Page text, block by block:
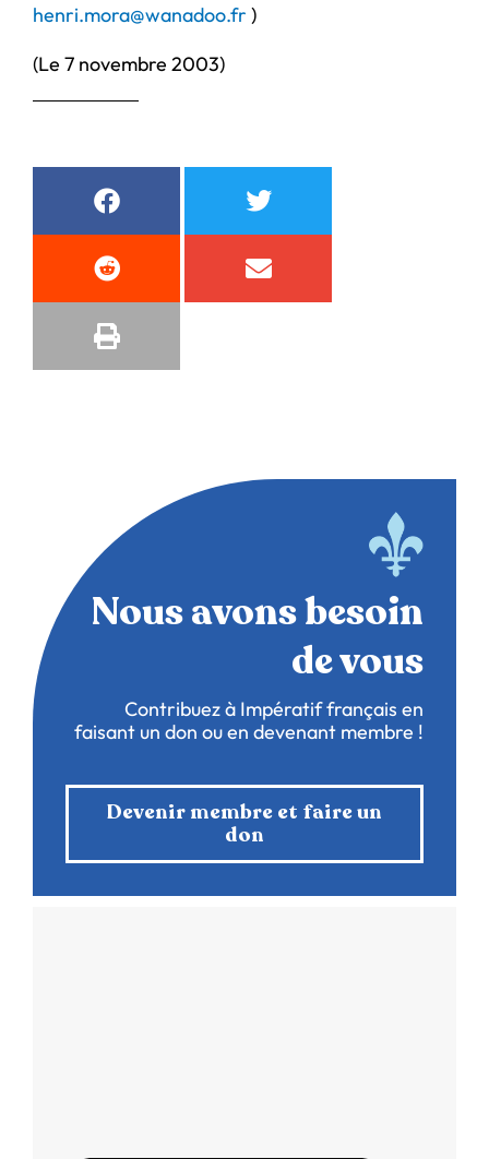
henri.mora@wanadoo.fr )
(Le 7 novembre 2003)
Nous avons besoin
de vous
Contribuez à Impératif français en
faisant un don ou en devenant membre !
Devenir membre et faire un
don